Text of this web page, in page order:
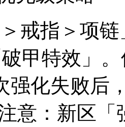
戒指＞项
甲特效」
强化失败后
意：新区